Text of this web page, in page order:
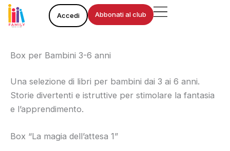
Vai
Accedi Abbonati al club
Box per Bambini 3-6 anni
Una selezione di libri per bambini dai 3 ai 6 anni.
Storie divertenti e istruttive per stimolare la fantasia
e l’apprendimento.
Box “La magia dell’attesa 1”